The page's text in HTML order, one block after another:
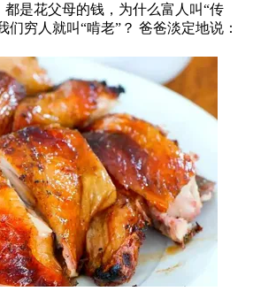
是花父母的钱，为什么富人叫“传
们穷人就叫“啃老”？ 爸爸淡定地说：